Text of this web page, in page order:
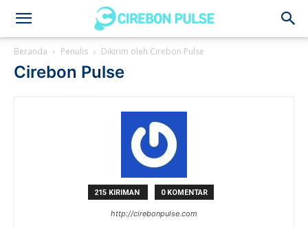
Cirebon
Pulse
Beranda Penulis Dikirim oleh Cirebon Pulse
Cirebon Pulse
215 KIRIMAN 0 KOMENTAR
http://cirebonpulse.com